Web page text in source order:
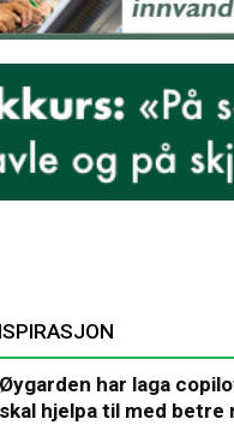
Øygarden har laga
skal hjelpa til med betre